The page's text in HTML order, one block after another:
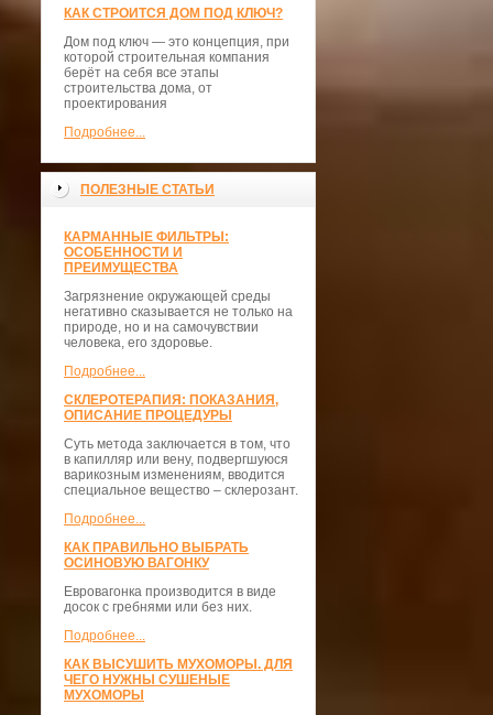
КАК СТРОИТСЯ ДОМ ПОД КЛЮЧ?
Дом под ключ — это концепция, при
которой строительная компания
берёт на себя все этапы
строительства дома, от
проектирования
Подробнее...
ПОЛЕЗНЫЕ СТАТЬИ
КАРМАННЫЕ ФИЛЬТРЫ:
ОСОБЕННОСТИ И
ПРЕИМУЩЕСТВА
Загрязнение окружающей среды
негативно сказывается не только на
природе, но и на самочувствии
человека, его здоровье.
Подробнее...
СКЛЕРОТЕРАПИЯ: ПОКАЗАНИЯ,
ОПИСАНИЕ ПРОЦЕДУРЫ
Суть метода заключается в том, что
в капилляр или вену, подвергшуюся
варикозным изменениям, вводится
специальное вещество – склерозант.
Подробнее...
КАК ПРАВИЛЬНО ВЫБРАТЬ
ОСИНОВУЮ ВАГОНКУ
Евровагонка производится в виде
досок с гребнями или без них.
Подробнее...
КАК ВЫСУШИТЬ МУХОМОРЫ. ДЛЯ
ЧЕГО НУЖНЫ СУШЕНЫЕ
МУХОМОРЫ